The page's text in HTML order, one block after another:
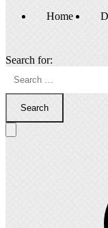
Home
Search for:
Search